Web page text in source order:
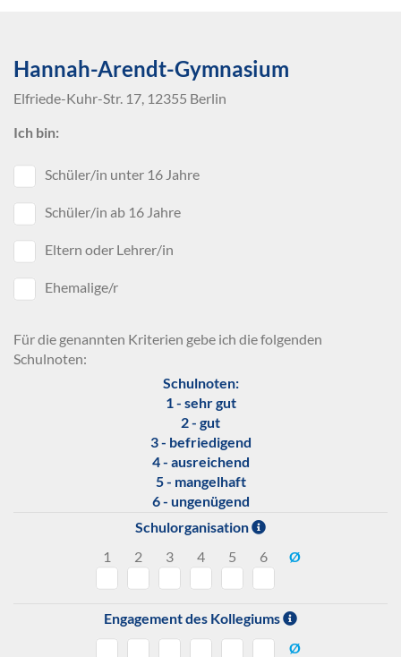
Hannah-Arendt-Gymnasium
Elfriede-Kuhr-Str. 17, 12355 Berlin
Ich bin:
Schüler/in unter 16 Jahre
Schüler/in ab 16 Jahre
Eltern oder Lehrer/in
Ehemalige/r
Für die genannten Kriterien gebe ich die folgenden
Schulnoten:
Schulnoten:
1 - sehr gut
2 - gut
3 - befriedigend
4 - ausreichend
5 - mangelhaft
6 - ungenügend
Schulorganisation
1
2 3 4 5 6 Ø
Engagement des Kollegiums
Ø